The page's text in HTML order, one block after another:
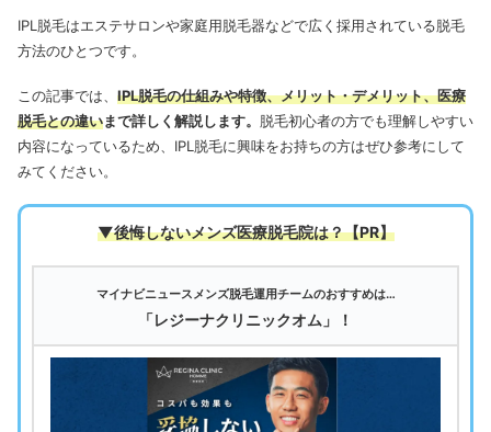
IPL脱毛はエステサロンや家庭用脱毛器などで広く採用されている脱毛
方法のひとつです。
この記事では、 IPL脱毛の仕組みや特徴、メリット・デメリット、医療
脱毛との違いまで詳しく解説します。 脱毛初心者の方でも理解しやすい
内容になっているため、IPL脱毛に興味をお持ちの方はぜひ参考にして
みてください。
▼後悔しないメンズ医療脱毛院は？【PR】
マイナビニュースメンズ脱毛運用チームのおすすめは…
「レジーナクリニックオム」！